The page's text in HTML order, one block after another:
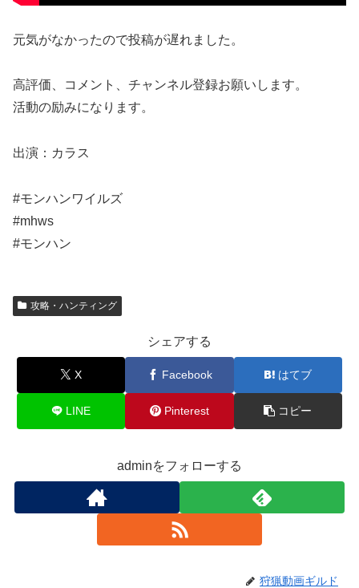
元気がなかったので投稿が遅れました。
高評価、コメント、チャンネル登録お願いします。
活動の励みになります。
出演：カラス
#モンハンワイルズ
#mhws
#モンハン
攻略・ハンティング
シェアする
X Facebook はてブ
LINE Pinterest コピー
adminをフォローする
狩猟動画ギルド